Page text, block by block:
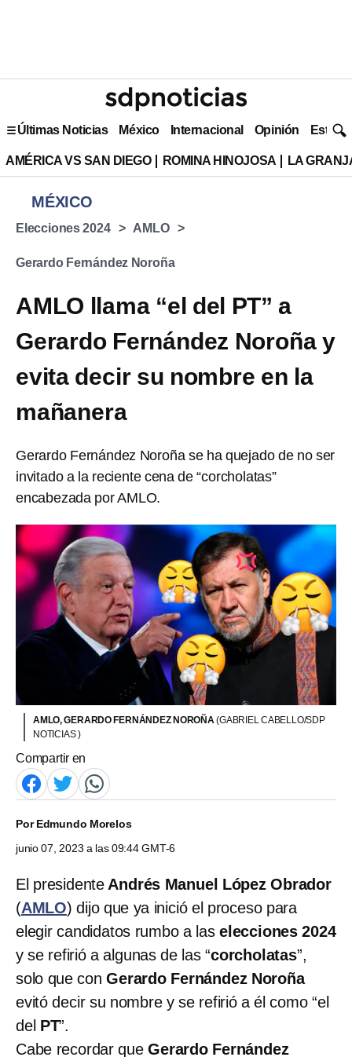
Últimas Noticias México Internacional Opinión Estilo
AMÉRICA VS SAN DIEGO ROMINA HINOJOSA LA
MÉXICO
Elecciones 2024 AMLO
Gerardo Fernández Noroña
AMLO llama “el del PT” a
Gerardo Fernández Noroña y
evita decir su nombre en la
mañanera
Gerardo Fernández Noroña se ha quejado de no ser
invitado a la reciente cena de “corcholatas”
encabezada por AMLO.
AMLO, GERARDO FERNÁNDEZ NOROÑA(GABRIEL CABELLO/SDP
NOTICIAS )
Compartir en
PorEdmundo Morelos
junio 07, 2023 a las 09:44 GMT-6
El presidente Andrés Manuel López Obrador
(AMLO) dijo que ya inició el proceso para
elegir candidatos rumbo a laselecciones 2024
y se refirió a algunas de las “corcholatas”,
solo que conGerardo Fernández Noroña
evitó decir su nombre y se refirió a él como “el
del PT”.
Cabe recordar queGerardo Fernández